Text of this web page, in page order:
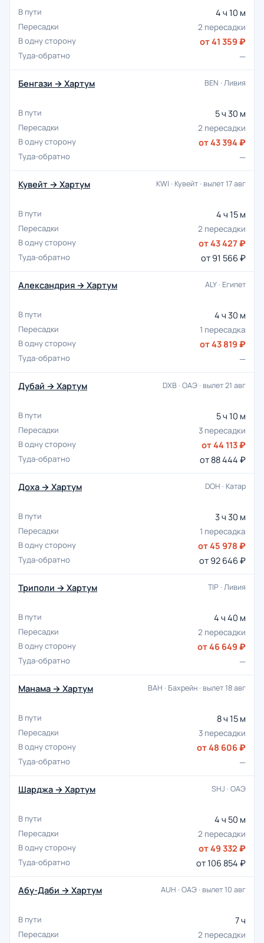
4 ч 10 м
2 пересадки
от 41 359 ₽
—
Бенгази → Хартум BEN · Ливия
5 ч 30 м
2 пересадки
от 43 394 ₽
—
Кувейт → Хартум KWI · Кувейт · вылет 17 авг
4 ч 15 м
2 пересадки
от 43 427 ₽
от 91 566 ₽
Александрия → Хартум ALY · Египет
4 ч 30 м
1 пересадка
от 43 819 ₽
—
Дубай → Хартум DXB · ОАЭ · вылет 21 авг
5 ч 10 м
3 пересадки
от 44 113 ₽
от 88 444 ₽
Доха → Хартум DOH · Катар
3 ч 30 м
1 пересадка
от 45 978 ₽
от 92 646 ₽
Триполи → Хартум TIP · Ливия
4 ч 40 м
2 пересадки
от 46 649 ₽
—
Манама → Хартум BAH · Бахрейн · вылет 18 авг
8 ч 15 м
3 пересадки
от 48 606 ₽
—
Шарджа → Хартум SHJ · ОАЭ
4 ч 50 м
2 пересадки
от 49 332 ₽
от 106 854 ₽
Абу-Даби → Хартум AUH · ОАЭ · вылет 10 авг
7 ч
2 пересадки